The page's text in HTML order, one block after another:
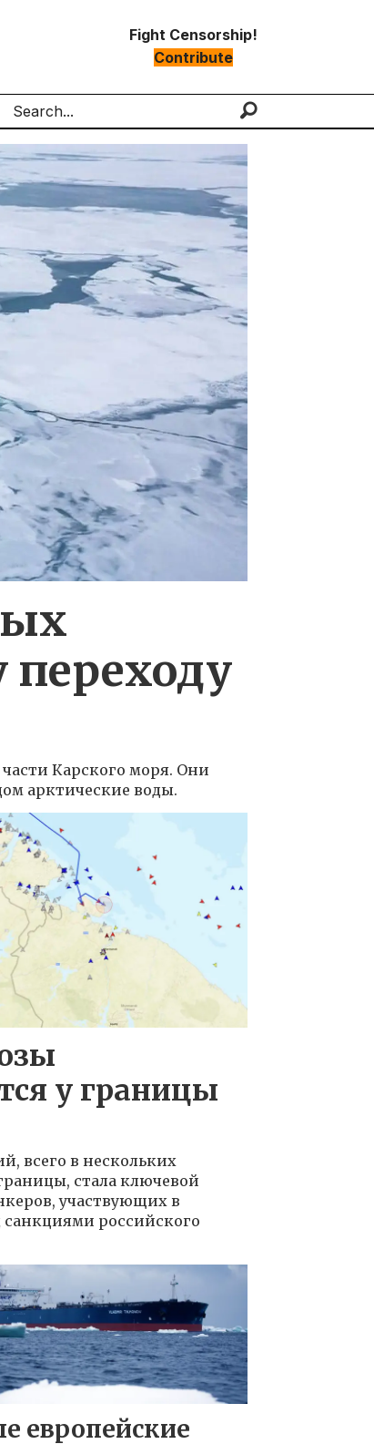
Fight Censorship!
Contribute
Search
переходу
Карского моря. Они
арктические воды.
у границы
всего в нескольких
стала ключевой
участвующих в
санкциями российского
европейские